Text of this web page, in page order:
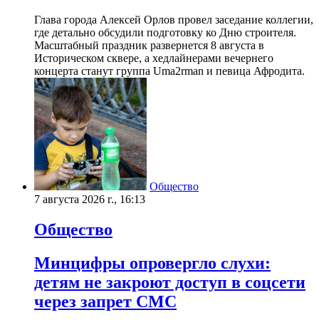
Глава города Алексей Орлов провел заседание коллегии,
где детально обсудили подготовку ко Дню строителя.
Масштабный праздник развернется 8 августа в
Историческом сквере, а хедлайнерами вечернего
концерта станут группа Uma2rman и певица Афродита.
Общество
7 августа 2026 г., 16:13
Общество
Минцифры опровергло слухи:
детям не закроют доступ в соцсети
через запрет СМС